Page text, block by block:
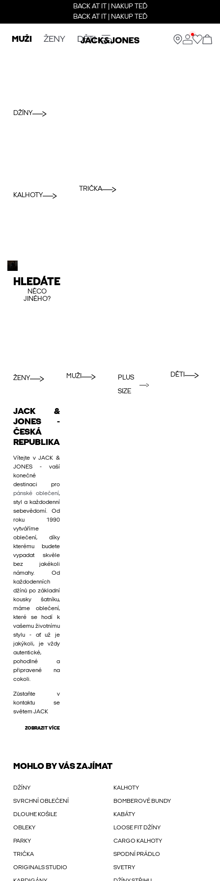
BACK AT IT | NAKUP TEĎ
BACK AT IT | NAKUP TEĎ
MUŽI ŽENY DĚTI
DŽÍNY
KALHOTY
TRIČKA
HLEDÁTE
NĚCO
JINÉHO?
ŽENY MUŽI
PLUS
SIZE
DĚTI
JACK &
JONES -
ČESKÁ
REPUBLIKA
Vítejte v JACK &
JONES - vaší
konečné
destinaci pro
pánské oblečení,
styl a každodenní
sebevědomí. Od
roku 1990
vytváříme
oblečení, díky
kterému budete
vypadat skvěle
bez jakékoli
námahy. Od
každodenních
džínů po základní
kousky šatníku,
máme oblečení,
které se hodí k
vašemu životnímu
stylu - ať už je
jakýkoli, je vždy
autentické,
pohodlné a
připravené na
cokoli.
Zůstaňte v
kontaktu se
světem JACK
ZOBRAZIT VÍCE
MOHLO BY VÁS ZAJÍMAT
DŽÍNY KALHOTY
SVRCHNÍ OBLEČENÍ BOMBEROVÉ BUNDY
DLOUHE KOŠILE KABÁTY
OBLEKY LOOSE FIT DŽÍNY
PARKY CARGO KALHOTY
TRIČKA SPODNÍ PRÁDLO
ORIGINALS STUDIO SVETRY